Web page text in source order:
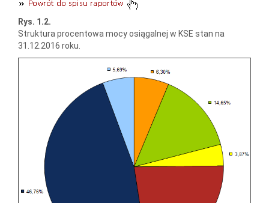
Rys. 1.2.
Struktura procentowa mocy osiągalnej w KSE stan na
31.12.2016 roku.